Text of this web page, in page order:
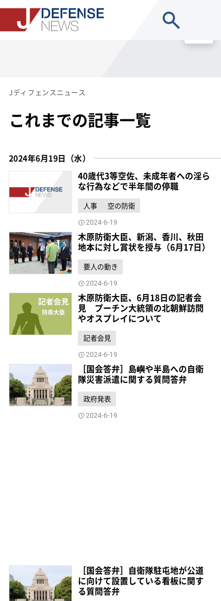
Jディフェンスニュース
これまでの記事一覧
2024年6月19日（水）
40歳代3等空佐、未成年者への淫ら
な行為などで半年間の停職
人事 空の防衛
2024-6-19
木原防衛大臣、新潟、香川、秋田
地本に対し賞状を授与（6月17日）
要人の動き
2024-6-19
木原防衛大臣、6月18日の記者会
見 プーチン大統領の北朝鮮訪問
やオスプレイについて
記者会見
2024-6-19
［国会答弁］島嶼や半島への自衛
隊災害派遣に関する質問答弁
政府発表
2024-6-19
［国会答弁］自衛隊駐屯地が公道
に向けて設置している看板に関す
る質問答弁